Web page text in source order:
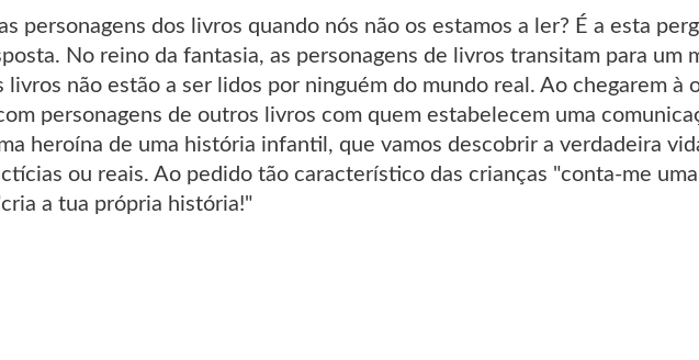
personagens dos livros quando nós não os estamos a ler? É a esta
No reino da fantasia, as personagens de livros transitam para um
livros não estão a ser lidos por ninguém do mundo real. Ao chegarem à
personagens de outros livros com quem estabelecem uma
heroína de uma história infantil, que vamos descobrir a verdadeira
ou reais. Ao pedido tão característico das crianças "conta-me
a tua própria história!"